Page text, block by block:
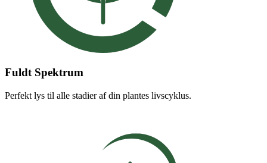
Fuldt Spektrum
Perfekt lys til alle stadier af din plantes livscyklus.